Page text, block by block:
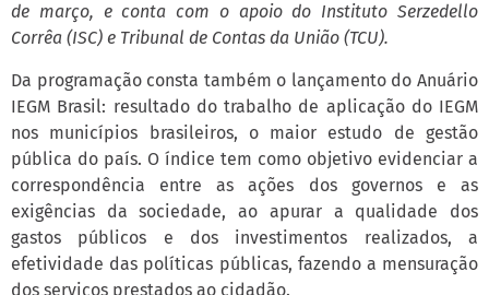
de março, e conta com o apoio do Instituto Serzedello
Corrêa (ISC) e Tribunal de Contas da União (TCU).
Da programação consta também o lançamento do Anuário
IEGM Brasil: resultado do trabalho de aplicação do IEGM
nos municípios brasileiros, o maior estudo de gestão
pública do país. O índice tem como objetivo evidenciar a
correspondência entre as ações dos governos e as
exigências da sociedade, ao apurar a qualidade dos
gastos públicos e dos investimentos realizados, a
efetividade das políticas públicas, fazendo a mensuração
dos serviços prestados ao cidadão.